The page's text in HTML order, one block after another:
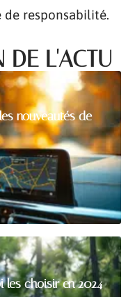
responsabilité.
DE L'ACTU
nouveautés de
choisir en 2024